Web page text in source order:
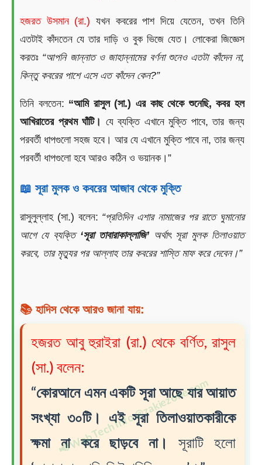
হজরত উসমান (রা.) যখন কবরের পাশ দিয়ে যেতেন, তখন তিনি
এতটাই কাঁদতেন যে তার দাড়ি ও বুক ভিজে যেত। লোকেরা জিজ্ঞেস
করতঃ “আপনি জান্নাত ও জাহান্নামের বর্ণনা শুনেও এতটা কাঁদেন না,
কিন্তু কবরের পাশে এসে এত কাঁদেন কেন?”
তিনি বলতেন: “আমি রাসুল (সা.) এর কাছ থেকে শুনেছি, কবর হল
আখিরাতের প্রথম ঘাঁটি। যে ব্যক্তি এখানে মুক্তি পাবে, তার জন্য
পরবর্তী ধাপগুলো সহজ হবে। আর যে এখানে মুক্তি পাবে না, তার জন্য
পরবর্তী ধাপগুলো হবে আরও কঠিন ও ভয়ানক।”
📖 সূরা মুলক ও কবরের আজাব থেকে মুক্তি
রাসুলুল্লাহ (সা.) বলেন: “প্রতিদিন এশার নামাজের পর রাতে ঘুমানোর
আগে যে ব্যক্তি ‘সূরা তাবারাকাল্লাজি’অর্থাৎ সূরা মুলক তিলাওয়াত
করবে, তার মৃত্যুর পর আল্লাহ তার কবরের শাস্তি মাফ করে দেবেন।”
📚 হাদিস থেকে আরও জানা যায়:
হজরত আবু হুরাইরা (রা.) থেকে বর্ণিত, রাসুল
(সা.) বলেন:
“কোরআনে এমন একটি সূরা আছে যার আয়াত
সংখ্যা ৩০টি। এই সূরা তিলাওয়াতকারীকে
ক্ষমা না করে ছাড়বে না।
সূরাটি হলো